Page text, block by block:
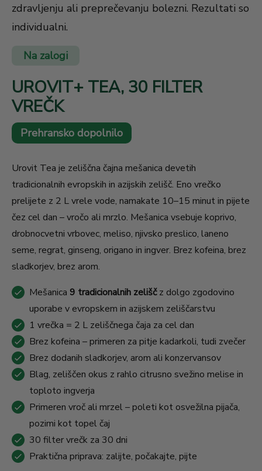
zdravljenju ali preprečevanju bolezni. Rezultati so
individualni.
Na zalogi
UROVIT+ TEA, 30 FILTER
VREČK
Prehransko dopolnilo
Urovit Tea je zeliščna čajna mešanica devetih
tradicionalnih evropskih in azijskih zelišč. Eno vrečko
prelijete z 2 L vrele vode, namakate 10–15 minut in pijete
čez cel dan – vročo ali mrzlo. Mešanica vsebuje koprivo,
drobnocvetni vrbovec, meliso, njivsko preslico, laneno
seme, regrat, ginseng, origano in ingver. Brez kofeina, brez
sladkorjev, brez arom.
Mešanica 9 tradicionalnih zeliščz dolgo zgodovino
uporabe v evropskem in azijskem zeliščarstvu
1 vrečka = 2 L zeliščnega čaja za cel dan
Brez kofeina – primeren za pitje kadarkoli, tudi zvečer
Brez dodanih sladkorjev, arom ali konzervansov
Blag, zeliščen okus z rahlo citrusno svežino melise in
toploto ingverja
Primeren vroč ali mrzel – poleti kot osvežilna pijača,
pozimi kot topel čaj
30 filter vrečk za 30 dni
Praktična priprava: zalijte, počakajte, pijte